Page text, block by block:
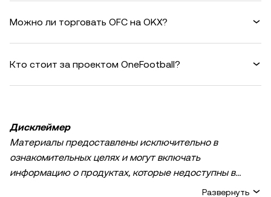
Можно ли торговать OFC на OKX?
Кто стоит за проектом OneFootball?
Дисклеймер
Материалы предоставлены исключительно в
ознакомительных целях и могут включать
информацию о продуктах, которые недоступны в
вашем регионе. Они не являются инвестиционным
Развернуть